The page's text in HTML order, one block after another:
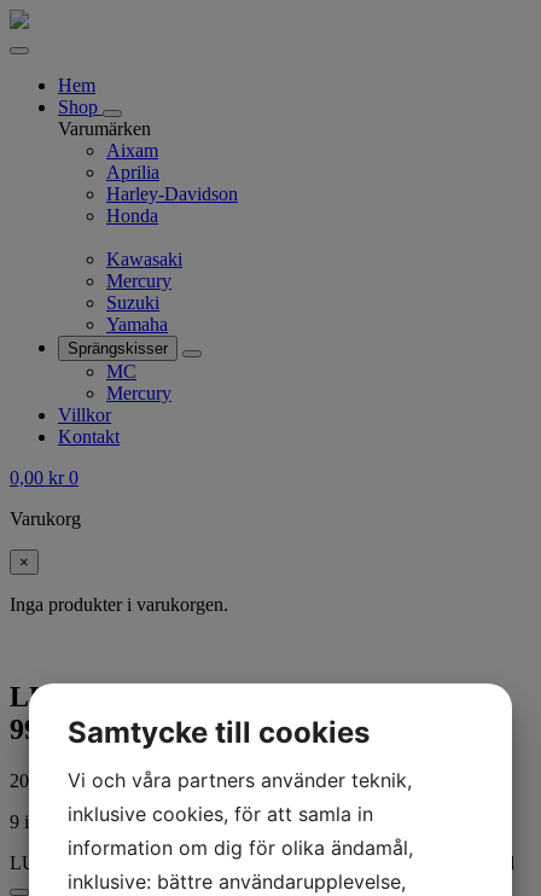
Hem
Shop
Varumärken
Aixam
Aprilia
Harley-Davidson
Honda
Kawasaki
Mercury
Suzuki
Yamaha
Sprängskisser
MC
Mercury
Villkor
Kontakt
0,00 kr 0
Varukorg
×
Inga produkter i varukorgen.
LUBRICANT,ORG,H-D 360 SAE50,1-
99816-50/EULT
206,00 kr ink. moms
9 i lager
LUBRICANT,ORG,H-D 360 SAE50,1- 99816-50/EULT mängd
Samtycke till cookies
Vi och våra partners använder teknik,
inklusive cookies, för att samla in
information om dig för olika ändamål,
inklusive: bättre användarupplevelse,